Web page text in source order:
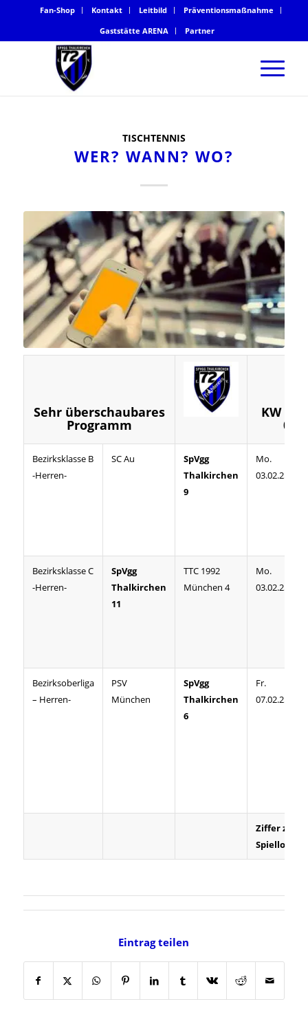
Fan-Shop Kontakt Leitbild
Präventionsmaßnahme
Gaststätte ARENA
Partner
TISCHTENNIS
WER? WANN? WO?
Sehr überschaubares
Programm
KW 6
Bezirksklasse B
-Herren-
SC Au
SpVgg
Thalkirchen
9
Mo.
03.02.25
Bezirksklasse C
-Herren-
SpVgg
Thalkirchen
11
TTC 1992
München 4
Mo.
03.02.25
Bezirksoberliga
– Herren-
PSV
München
SpVgg
Thalkirchen
6
Fr.
07.02.25
Ziffer zeigt
Spiellokal
Eintrag teilen